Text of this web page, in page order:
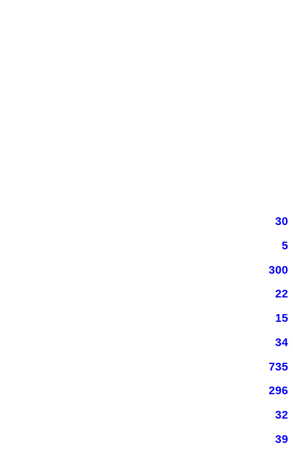
30
5
300
22
15
34
735
296
32
39